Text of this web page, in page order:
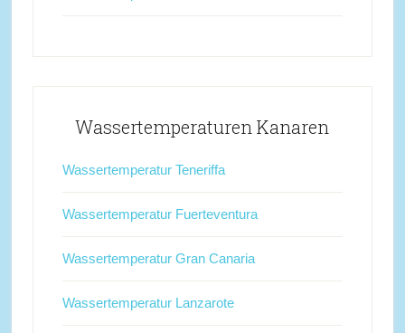
Wassertemperaturen Kanaren
Wassertemperatur Teneriffa
Wassertemperatur Fuerteventura
Wassertemperatur Gran Canaria
Wassertemperatur Lanzarote